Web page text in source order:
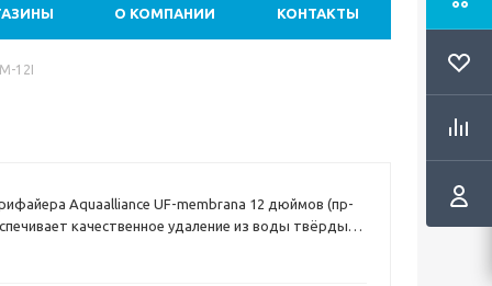
О КОМПАНИИ КОНТАКТЫ
12I
Aquaalliance UF-membrana 12 дюймов (пр-
качественное удаление из воды твёрдых
глину, ил, песок, ржавчину, размером в 0,01–0,04